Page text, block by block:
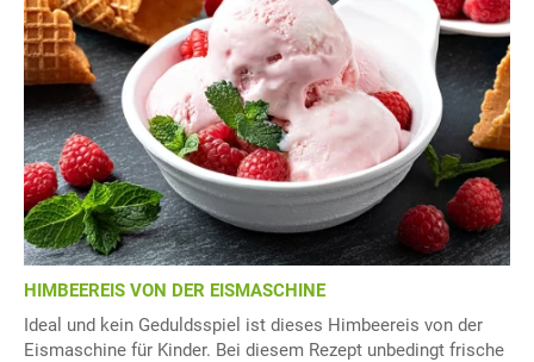
HIMBEEREIS VON DER EISMASCHINE
Ideal und kein Geduldsspiel ist dieses Himbeereis von der
Eismaschine für Kinder. Bei diesem Rezept unbedingt frische